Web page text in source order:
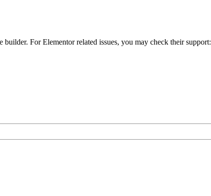
For Elementor related issues, you may check their support: